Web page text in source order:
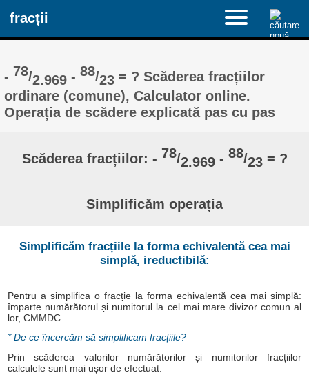
fracții
- 78/2.969 -88/23 = ? Scăderea fracțiilor
ordinare (comune), Calculator online.
Operația de scădere explicată pas cu pas
Scăderea fracțiilor: - 78/2.969- 88/23 = ?
Simplificăm operația
Simplificăm fracțiile la forma echivalentă cea mai
simplă, ireductibilă:
Pentru a simplifica o fracție la forma echivalentă cea mai simplă:
împarte numărătorul și numitorul la cel mai mare divizor comun al
lor, CMMDC.
* De ce încercăm să simplificam fracțiile?
Prin scăderea valorilor numărătorilor și numitorilor fracțiilor
calculele sunt mai ușor de efectuat.